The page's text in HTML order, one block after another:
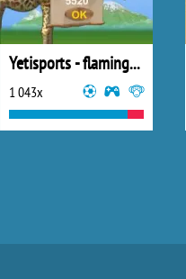
Yetisports - flamingo drive
1 043x